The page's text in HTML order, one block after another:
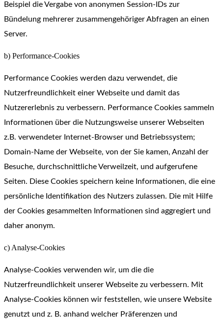
Beispiel die Vergabe von anonymen Session-IDs zur
Bündelung mehrerer zusammengehöriger Abfragen an einen
Server.
b) Performance-Cookies
Performance Cookies werden dazu verwendet, die
Nutzerfreundlichkeit einer Webseite und damit das
Nutzererlebnis zu verbessern. Performance Cookies sammeln
Informationen über die Nutzungsweise unserer Webseiten
z.B. verwendeter Internet-Browser und Betriebssystem;
Domain-Name der Webseite, von der Sie kamen, Anzahl der
Besuche, durchschnittliche Verweilzeit, und aufgerufene
Seiten. Diese Cookies speichern keine Informationen, die eine
persönliche Identifikation des Nutzers zulassen. Die mit Hilfe
der Cookies gesammelten Informationen sind aggregiert und
daher anonym.
c) Analyse-Cookies
Analyse-Cookies verwenden wir, um die die
Nutzerfreundlichkeit unserer Webseite zu verbessern. Mit
Analyse-Cookies können wir feststellen, wie unsere Website
genutzt und z. B. anhand welcher Präferenzen und